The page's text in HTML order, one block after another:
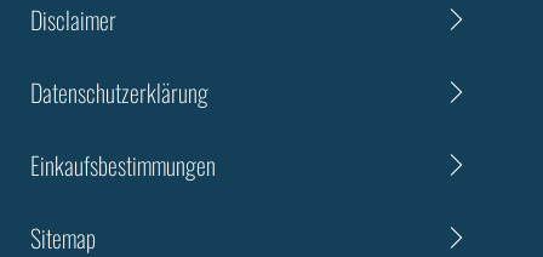
Disclaimer
Datenschutzerklärung
Einkaufsbestimmungen
Sitemap